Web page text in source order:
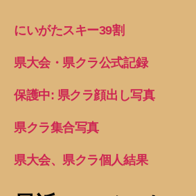
にいがたスキー39割
県大会・県クラ公式記録
保護中: 県クラ顔出し写真
県クラ集合写真
県大会、県クラ個人結果